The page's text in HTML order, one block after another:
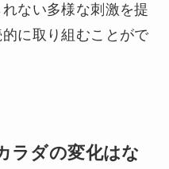
ない多様な刺激を提
に取り組むことがで
ラダの変化はな